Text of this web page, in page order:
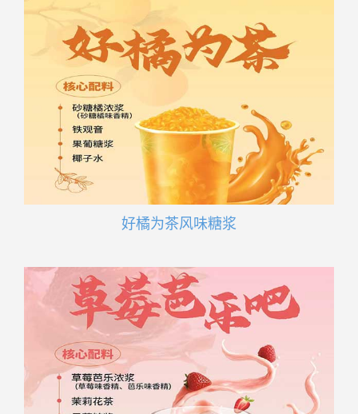
好橘为茶风味糖浆